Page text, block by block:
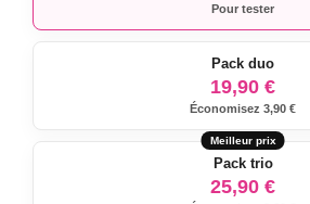
Pour tester
Pack duo
19,90 €
Économisez 3,90 €
Pack trio
25,90 €